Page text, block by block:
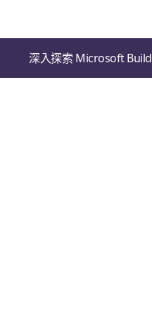
深入探索 Microsoft